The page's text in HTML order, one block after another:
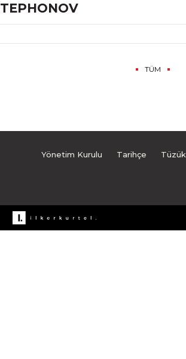
TÜM
Yönetim Kurulu Tarihçe Tüzük